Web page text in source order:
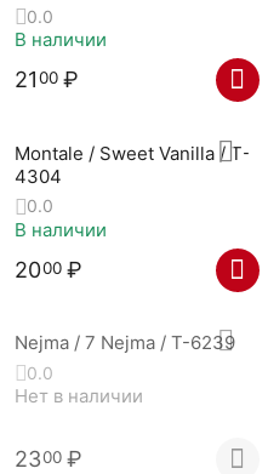
0.0
В наличии
2100 ₽
Montale / Sweet Vanilla / T-
4304
0.0
В наличии
2000 ₽
Nejma / 7 Nejma / T-6239
0.0
Нет в наличии
2300 ₽